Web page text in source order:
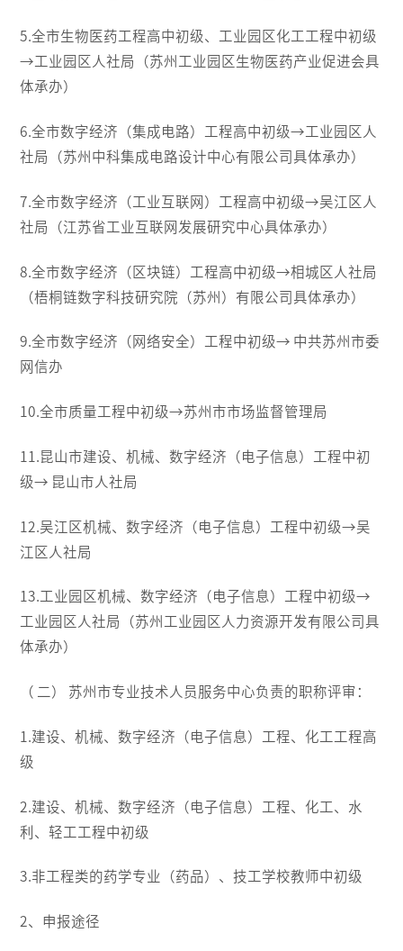
5.全市生物医药工程高中初级、工业园区化工工程中初级
→工业园区人社局（苏州工业园区生物医药产业促进会具
体承办）
6.全市数字经济（集成电路）工程高中初级→工业园区人
社局（苏州中科集成电路设计中心有限公司具体承办）
7.全市数字经济（工业互联网）工程高中初级→吴江区人
社局（江苏省工业互联网发展研究中心具体承办）
8.全市数字经济（区块链）工程高中初级→相城区人社局
（梧桐链数字科技研究院（苏州）有限公司具体承办）
9.全市数字经济（网络安全）工程中初级→ 中共苏州市委
网信办
10.全市质量工程中初级→苏州市市场监督管理局
11.昆山市建设、机械、数字经济（电子信息）工程中初
级→ 昆山市人社局
12.吴江区机械、数字经济（电子信息）工程中初级→吴
江区人社局
13.工业园区机械、数字经济（电子信息）工程中初级→
工业园区人社局（苏州工业园区人力资源开发有限公司具
体承办）
（ 二） 苏州市专业技术人员服务中心负责的职称评审：
1.建设、机械、数字经济（电子信息）工程、化工工程高
级
2.建设、机械、数字经济（电子信息）工程、化工、水
利、轻工工程中初级
3.非工程类的药学专业（药品）、技工学校教师中初级
2、申报途径